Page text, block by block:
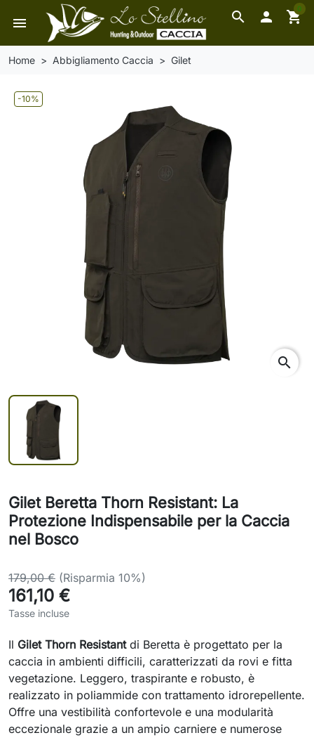
search
menu  shopping_cart
0
Home Abbigliamento Caccia Gilet
-10%
search
Gilet Beretta Thorn Resistant: La
Protezione Indispensabile per la Caccia
nel Bosco
179,00 € (Risparmia 10%)
161,10 €
Tasse incluse
Il Gilet Thorn Resistantdi Beretta è progettato per la
caccia in ambienti difficili, caratterizzati da rovi e fitta
vegetazione. Leggero, traspirante e robusto, è
realizzato in poliammide con trattamento idrorepellente.
Offre una vestibilità confortevole e una modularità
eccezionale grazie a un ampio carniere e numerose